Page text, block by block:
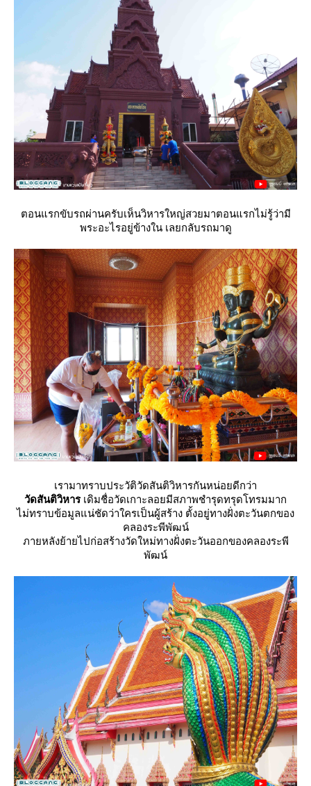
ตอนแรกขับรถผ่านครับเห็นวิหารใหญ่สวยมาตอนแรกไม่รู้ว่ามี
พระอะไรอยู่ข้างใน เลยกลับรถมาดู
เรามาทราบประวัติวัดสันติวิหารกันหน่อยดีกว่า
วัดสันติวิหารเดิมชื่อวัดเกาะลอยมีสภาพชำรุดทรุดโทรมมาก
ไม่ทราบข้อมูลแน่ชัดว่าใครเป็นผู้สร้าง ตั้งอยู่ทางฝั่งตะวันตกของ
คลองระพีพัฒน์
ภายหลังย้ายไปก่อสร้างวัดใหม่ทางฝั่งตะวันออกของคลองระพี
พัฒน์